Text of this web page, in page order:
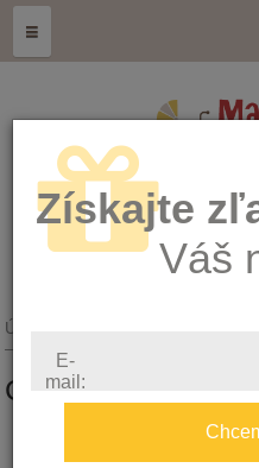
≡
Úvod
CBD - KOZMETIKA
Získajte
Váš
E-
mail: